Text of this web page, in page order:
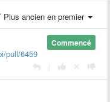
Plus ancien en premier
Commencé
pull/6459